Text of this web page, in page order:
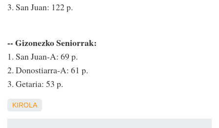
3. San Juan: 122 p.
-- Gizonezko Seniorrak:
1. San Juan-A: 69 p.
2. Donostiarra-A: 61 p.
3. Getaria: 53 p.
KIROLA